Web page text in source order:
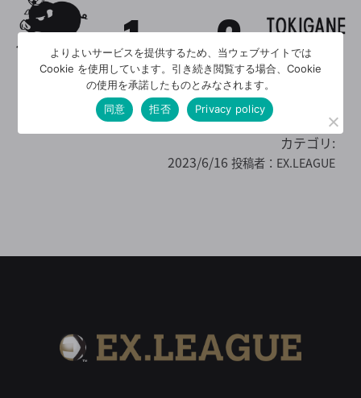
横浜シニア
1 - 2
カテゴリ:
2023/6/16 投稿者： EX.LEAGUE
よりよいサービスを提供するため、当ウェブサイトでは
Cookie を使用しています。引き続き閲覧する場合、Cookie
の使用を承諾したものとみなされます。
同意
拒否 Privacy policy